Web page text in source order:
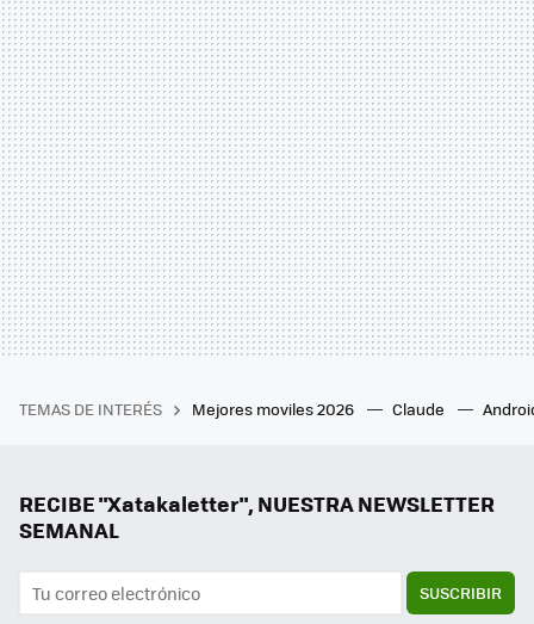
TEMAS DE INTERÉS Mejores moviles 2026 Claude
RECIBE "Xatakaletter", NUESTRA NEWSLETTER
SEMANAL
SUSCRIBIR